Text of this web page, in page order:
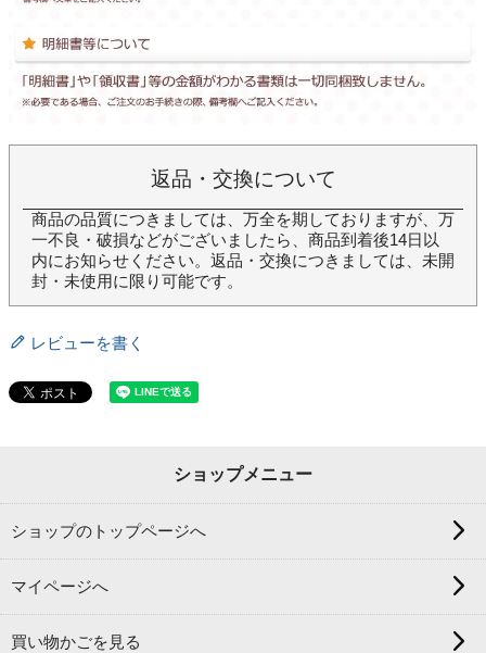
返品・交換について
商品の品質につきましては、万全を期しておりますが、万
一不良・破損などがございましたら、商品到着後14日以
内にお知らせください。返品・交換につきましては、未開
封・未使用に限り可能です。
レビューを書く
ショップメニュー
ショップのトップページへ
マイページへ
買い物かごを見る